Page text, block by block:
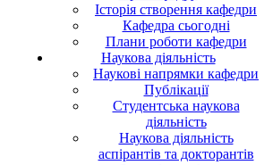
Історія створення кафедри
Кафедра сьогодні
Плани роботи кафедри
Наукова діяльність
Наукові напрямки кафедри
Публікації
Студентська наукова
діяльність
Наукова діяльність
аспірантів та докторантів